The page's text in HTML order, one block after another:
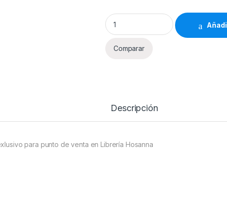
Productos Varios Librería Hosanna
Comparar
Descripción
para punto de venta en Librería Hosanna